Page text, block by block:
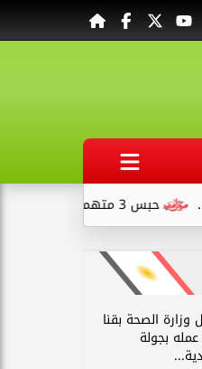
وزارة الصحة بقنا
عمله بجولة